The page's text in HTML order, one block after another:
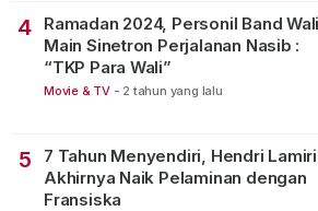
4
Ramadan 2024, Personil Band Wali
Main Sinetron Perjalanan Nasib :
“TKP Para Wali”
Movie & TV - 2 tahun yang lalu
5
7 Tahun Menyendiri, Hendri Lamiri
Akhirnya Naik Pelaminan dengan
Fransiska